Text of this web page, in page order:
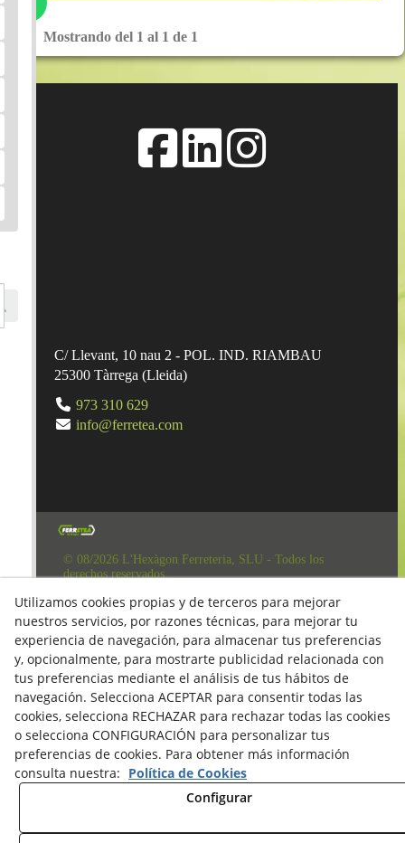
Mostrando del 1 al 1 de 1
C/ Llevant, 10 nau 2 - POL. IND. RIAMBAU
25300 Tàrrega (Lleida)
973 310 629
info@ferretea.com
© 08/2026 L'Hexàgon Ferreteria, SLU - Todos los
derechos reservados.
Aviso Legal
Política de Redes Sociales
Clausula Mail y Factura
Condiciones de compra
Derecho de desestimiento
Política de Privacidad
Política de cookies
Utilizamos cookies propias y de terceros para mejorar
nuestros servicios, por razones técnicas, para mejorar tu
experiencia de navegación, para almacenar tus preferencias
y, opcionalmente, para mostrarte publicidad relacionada con
tus preferencias mediante el análisis de tus hábitos de
navegación. Selecciona ACEPTAR para consentir todas las
cookies, selecciona RECHAZAR para rechazar todas las cookies
o selecciona CONFIGURACIÓN para personalizar tus
preferencias de cookies. Para obtener más información
consulta nuestra: Política de Cookies
Configurar